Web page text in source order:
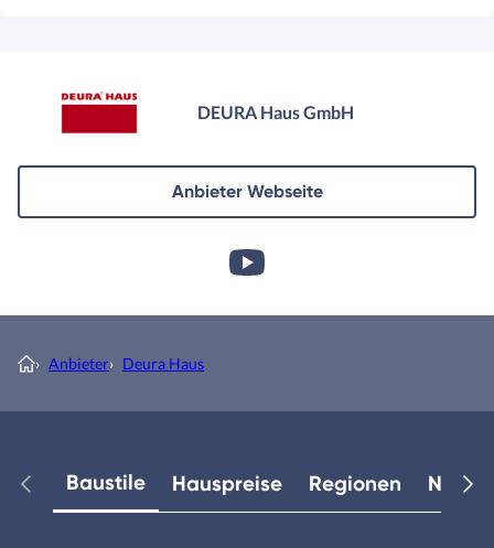
DEURA Haus GmbH
Anbieter Webseite
› Anbieter› Deura Haus
Baustile Hauspreise Regionen